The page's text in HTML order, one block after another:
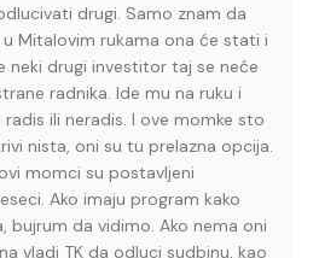
drugi. Samo znam da
Mitalovim rukama ona će stati i
neki drugi investitor taj se neće
radnika. Ide mu na ruku i
ili neradis. I ove momke sto
nista, oni su tu prelazna opcija.
momci su postavljeni
Ako imaju program kako
bujrum da vidimo. Ako nema oni
vladi TK da odluci sudbinu, kao